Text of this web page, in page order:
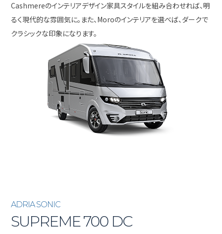
Cashmereのインテリアデザイン家具スタイルを組み合わせれば、明
るく現代的な雰囲気に。また、Moroのインテリアを選べば、ダークで
クラシックな印象になります。
ADRIA SONIC
SUPREME 700 DC